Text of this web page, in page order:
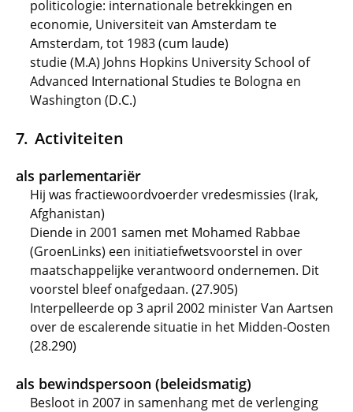
politicologie: internationale betrekkingen en
economie, Universiteit van Amsterdam te
Amsterdam, tot 1983 (cum laude)
studie (M.A) Johns Hopkins University School of
Advanced International Studies te Bologna en
Washington (D.C.)
Activiteiten
als parlementariër
Hij was fractiewoordvoerder vredesmissies (Irak,
Afghanistan)
Diende in 2001 samen met Mohamed Rabbae
(GroenLinks) een initiatiefwetsvoorstel in over
maatschappelijke verantwoord ondernemen. Dit
voorstel bleef onafgedaan. (27.905)
Interpelleerde op 3 april 2002 minister Van Aartsen
over de escalerende situatie in het Midden-Oosten
(28.290)
als bewindspersoon (beleidsmatig)
Besloot in 2007 in samenhang met de verlenging